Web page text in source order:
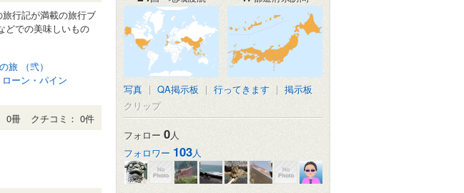
行記が満載の旅行ブ
どでの美味しいもの
旅 （弐）
ーン・パイン
0冊
クチコミ： 0件
写真 | QA掲示板 | 行ってきます | 掲示板
クリップ
フォロー 0人
フォロワー 103人